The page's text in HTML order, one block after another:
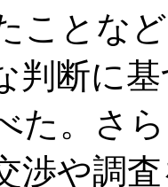
ことな
判断に
た。さ
渉や調